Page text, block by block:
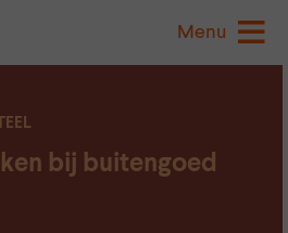
Menu
bij buitengoed